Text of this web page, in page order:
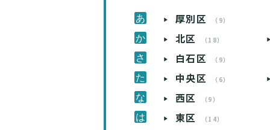
厚別区 （9）
北区 （18）
白石区 （9）
中央区 （6）
西区 （9）
東区 （14）